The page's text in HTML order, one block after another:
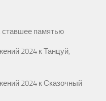
памятью
2024 кТанцуй,
2024 кСказочный